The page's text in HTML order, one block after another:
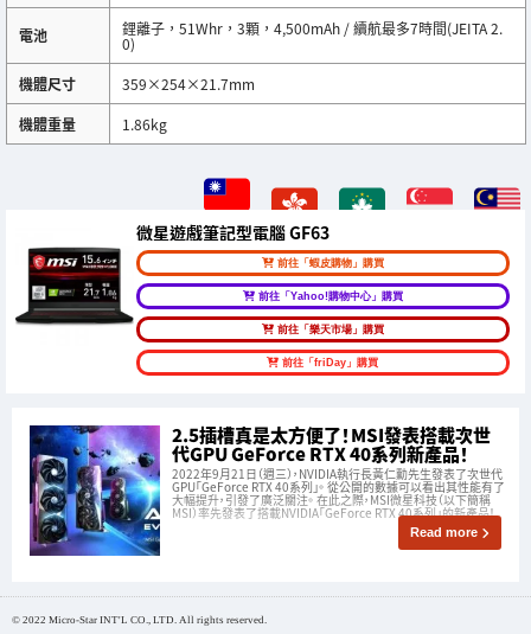
電池 鋰離子，51Whr，3顆，4,500mAh / 續航最多7時間(JEITA 2.
0)
機體尺寸
359×254×21.7mm
機體重量
1.86kg
微星遊戲筆記型電腦 GF63
前往「蝦皮購物」購買
前往「Yahoo!購物中心」購買
前往「樂天市場」購買
前往「friDay」購買
2.5插槽真是太方便了！MSI發表搭載次世
代GPU GeForce RTX 40系列新產品！
2022年9月21日（週三），NVIDIA執行長黃仁勳先生發表了次世代
GPU「GeForce RTX 40系列」。 從公開的數據可以看出其性能有了
大幅提升，引發了廣泛關注。 在此之際，MSI微星科技（以下簡稱
MSI）率先發表了搭載NVIDIA「GeForce RTX 40系列」的新產品！
Read more
© 2022 Micro-Star INT'L CO., LTD. All rights reserved.